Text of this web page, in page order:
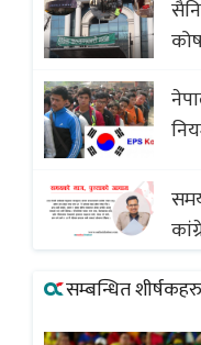
सम्बन्धित शीर्षकहरु